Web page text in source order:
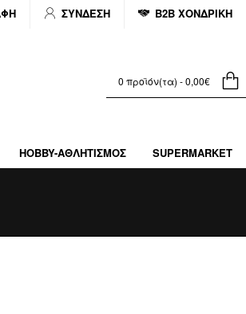
ΣΥΝΔΕΣΗ B2B ΧΟΝΔΡΙΚΗ
0 προϊόν(τα) - 0,00€
HOBBY-ΑΘΛΗΤΙΣΜΌΣ SUPERMARKET